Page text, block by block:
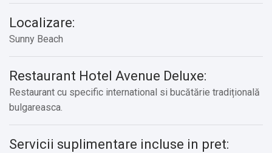
Localizare:
Sunny Beach
Restaurant Hotel Avenue Deluxe:
Restaurant cu specific international si bucătărie tradițională
bulgareasca.
Servicii suplimentare incluse in pret: